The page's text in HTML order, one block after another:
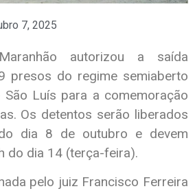
7, 2025
autorizou a saída
presos do regime semiaberto
São Luís para a comemoração
Os detentos serão liberados
dia 8 de outubro e devem
do dia 14 (terça-feira).
pelo juiz Francisco Ferreira